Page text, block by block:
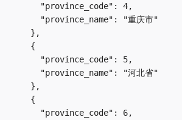
      "province_code": 4,
      "province_name": "重庆市"
    },
    {
      "province_code": 5,
      "province_name": "河北省"
    },
    {
      "province_code": 6,